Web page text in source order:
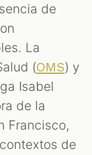
de
La
(OMS) y
Isabel
de la
Francisco,
de